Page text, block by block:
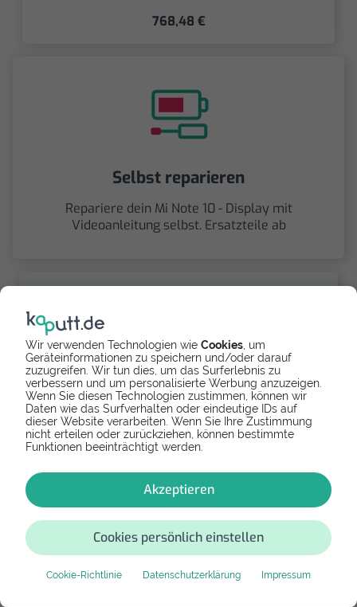
Wir verwenden Technologien wie Cookies , um
Geräteinformationen zu speichern und/oder darauf
zuzugreifen. Wir tun dies, um das Surferlebnis zu
verbessern und um personalisierte Werbung anzuzeigen.
Wenn Sie diesen Technologien zustimmen, können wir
Daten wie das Surfverhalten oder eindeutige IDs auf
dieser Website verarbeiten. Wenn Sie Ihre Zustimmung
nicht erteilen oder zurückziehen, können bestimmte
Funktionen beeinträchtigt werden.
Akzeptieren
Cookies persönlich einstellen
Cookie-Richtlinie Datenschutzerklärung Impressum
768,48 €
Selbst reparieren
Repariere dein Mi Note 10 - Display mit
Videoanleitung selbst. Ersatzteile ab
Spenden
Spende Dein Gerät über
handysfuerdieumwelt.de
für einen guten Zweck.
Verkaufen